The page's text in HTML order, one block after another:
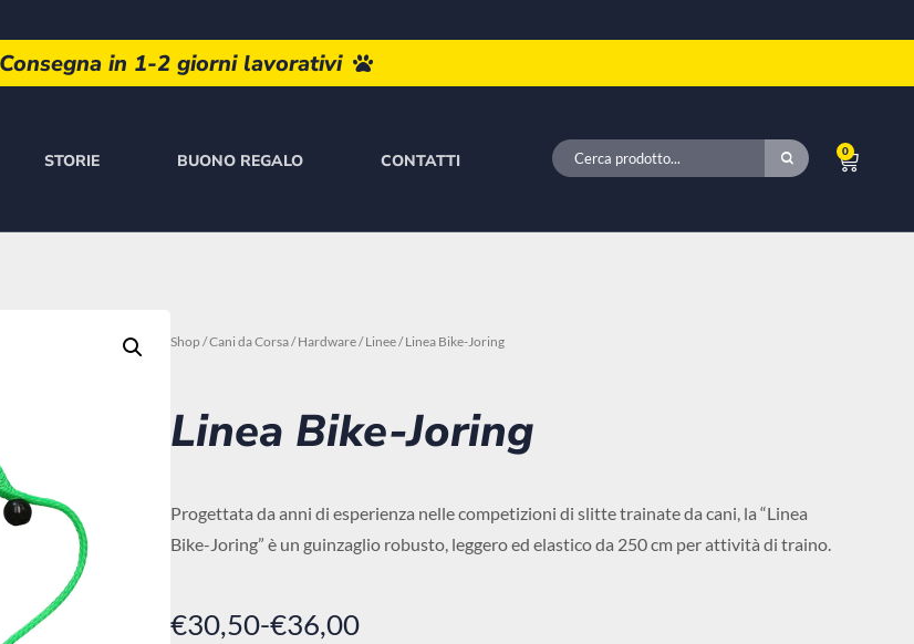
Paga a rate con Paypal o Klarna
STORIE BUONO REGALO CONTATTI 0
Shop /Cani da Corsa/Hardware/Linee/ Linea Bike-Joring
Linea Bike-Joring
Progettata da anni di esperienza nelle competizioni di slitte trainate da cani, la “Linea
Bike-Joring” è un guinzaglio robusto, leggero ed elastico da 250 cm per attività di traino.
€30,50-€36,00